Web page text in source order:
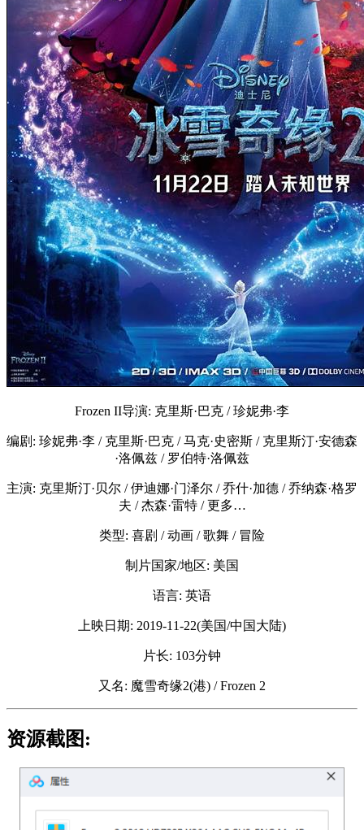
Frozen II导演: 克里斯·巴克 / 珍妮弗·李
编剧: 珍妮弗·李 / 克里斯·巴克 / 马克·史密斯 / 克里斯汀·安德森
·洛佩兹 / 罗伯特·洛佩兹
主演: 克里斯汀·贝尔 / 伊迪娜·门泽尔 / 乔什·加德 / 乔纳森·格罗
夫 / 杰森·雷特 / 更多…
类型: 喜剧 / 动画 / 歌舞 / 冒险
制片国家/地区: 美国
语言: 英语
上映日期: 2019-11-22(美国/中国大陆)
片长: 103分钟
又名: 魔雪奇缘2(港) / Frozen 2
资源截图: